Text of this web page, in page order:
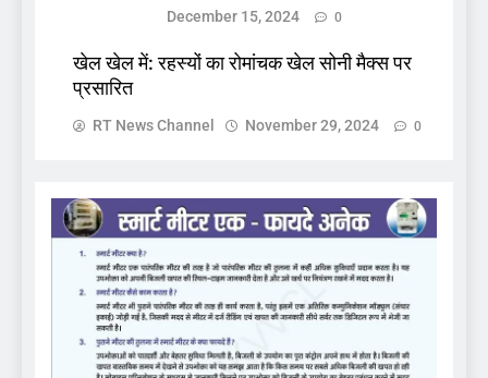
December 15, 2024
0
खेल खेल में: रहस्यों का रोमांचक खेल सोनी मैक्स पर
प्रसारित
RT News Channel November 29, 2024 0